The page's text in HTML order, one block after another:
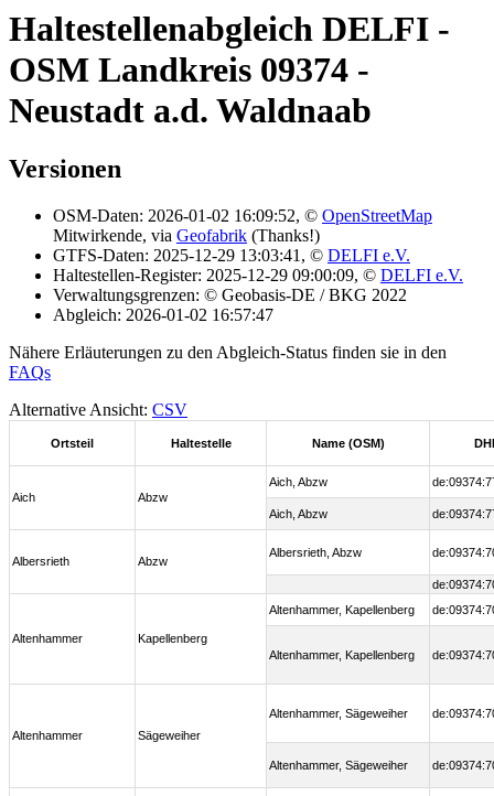
Haltestellenabgleich DELFI -
OSM Landkreis 09374 -
Neustadt a.d. Waldnaab
Versionen
OSM-Daten: 2026-01-02 16:09:52, © OpenStreetMap
Mitwirkende, via Geofabrik (Thanks!)
GTFS-Daten: 2025-12-29 13:03:41, © DELFI e.V.
Haltestellen-Register: 2025-12-29 09:00:09, © DELFI e.V.
Verwaltungsgrenzen: © Geobasis-DE / BKG 2022
Abgleich: 2026-01-02 16:57:47
Nähere Erläuterungen zu den Abgleich-Status finden sie in den
FAQs
Alternative Ansicht: CSV
Ortsteil Haltestelle Name (OSM)
Aich Abzw
Aich, Abzw
Aich, Abzw
Albersrieth Abzw
Albersrieth, Abzw
Altenhammer Kapellenberg
Altenhammer, Kapellenberg
Altenhammer, Kapellenberg
Altenhammer Sägeweiher
Altenhammer, Sägeweiher
Altenhammer, Sägeweiher